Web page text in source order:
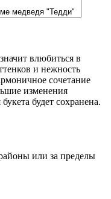
влюбиться в
и нежность
сочетание
изменения
будет сохранена.
или за пределы